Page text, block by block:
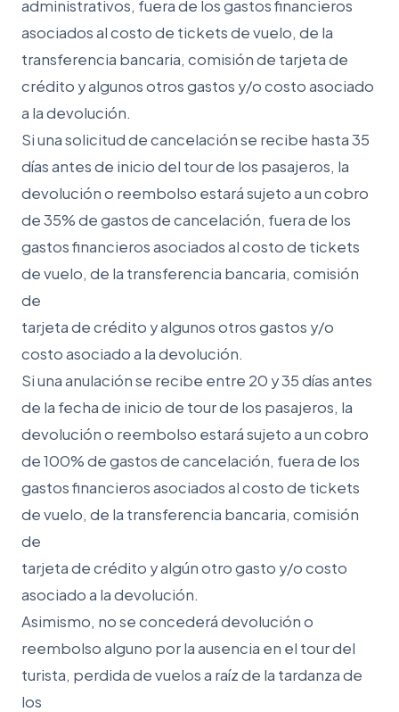
administrativos, fuera de los gastos financieros
asociados al costo de tickets de vuelo, de la
transferencia bancaria, comisión de tarjeta de
crédito y algunos otros gastos y/o costo asociado
a la devolución.
Si una solicitud de cancelación se recibe hasta 35
días antes de inicio del tour de los pasajeros, la
devolución o reembolso estará sujeto a un cobro
de 35% de gastos de cancelación, fuera de los
gastos financieros asociados al costo de tickets
de vuelo, de la transferencia bancaria, comisión
de
tarjeta de crédito y algunos otros gastos y/o
costo asociado a la devolución.
Si una anulación se recibe entre 20 y 35 días antes
de la fecha de inicio de tour de los pasajeros, la
devolución o reembolso estará sujeto a un cobro
de 100% de gastos de cancelación, fuera de los
gastos financieros asociados al costo de tickets
de vuelo, de la transferencia bancaria, comisión
de
tarjeta de crédito y algún otro gasto y/o costo
asociado a la devolución.
Asimismo, no se concederá devolución o
reembolso alguno por la ausencia en el tour del
turista, perdida de vuelos a raíz de la tardanza de
los